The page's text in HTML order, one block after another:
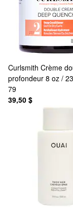
Curlsmith Crème
profondeur 8 oz /
79
39,50 $